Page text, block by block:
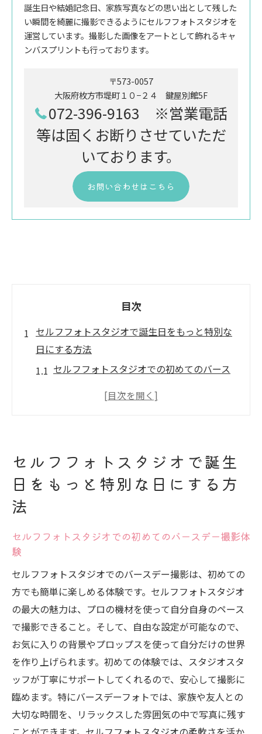
誕生日や結婚記念日、家族写真などの思い出として残した
い瞬間を綺麗に撮影できるようにセルフフォトスタジオを
運営しています。撮影した画像をアートとして飾れるキャ
ンバスプリントも行っております。
〒573-0057
大阪府枚方市堤町１０−２４ 鍵屋別館5F
072-396-9163 ※営業電話
等は固くお断りさせていただ
いております。
お問い合わせはこちら
目次
セルフフォトスタジオで誕生日をもっと特別な
日にする方法
セルフフォトスタジオでの初めてのバース
誕生日テーマを決める際のポイント
プロのアドバイスを生かして最高の一枚を
撮る
過去の思い出を振り返りながら新しい思い
自由なスタイルで魅力を引き出すセルフフォト
スタジオ活用術
セルフフォトスタジオで表現する個性の引
き出し方
衣装と小道具の選び方で撮影が変わる
セルフフォトスタジオでの撮影準備の流れ
自然な表情を引き出す撮影テクニック
セルフフォトスタジオの設備をフル活用す
るコツ
セルフフォトスタジオで誕生
日をもっと特別な日にする方
法
セルフフォトスタジオでの初めてのバースデー撮影体
験
セルフフォトスタジオでのバースデー撮影は、初めての
方でも簡単に楽しめる体験です。セルフフォトスタジオ
の最大の魅力は、プロの機材を使って自分自身のペース
で撮影できること。そして、自由な設定が可能なので、
お気に入りの背景やプロップスを使って自分だけの世界
を作り上げられます。初めての体験では、スタジオスタ
ッフが丁寧にサポートしてくれるので、安心して撮影に
臨めます。特にバースデーフォトでは、家族や友人との
大切な時間を、リラックスした雰囲気の中で写真に残す